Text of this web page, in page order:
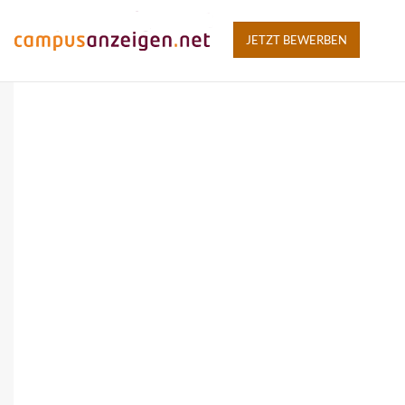
JETZT BEWERBEN